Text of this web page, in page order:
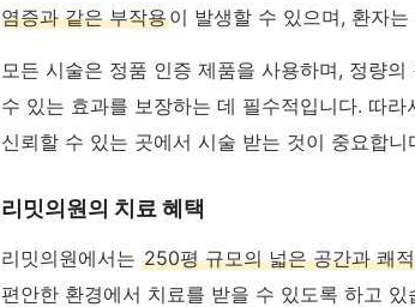
염증과 같은 부작용이 발생할 수 있으며, 환자
모든 시술은 정품 인증 제품을 사용하며, 정량
수 있는 효과를 보장하는 데 필수적입니다. 따
신뢰할 수 있는 곳에서 시술 받는 것이 중요합니
리밋의원의 치료 혜택
리밋의원에서는 250평 규모의 넓은 공간과 쾌
편안한 환경에서 치료를 받을 수 있도록 하고